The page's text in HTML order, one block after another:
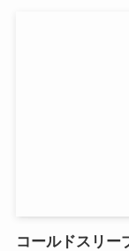
コールドスリー